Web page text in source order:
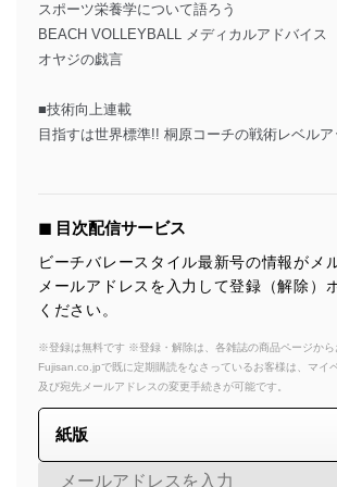
スポーツ栄養学について語ろう
BEACH VOLLEYBALL メディカルアドバイス
オヤジの戯言
■技術向上連載
目指すは世界標準!! 桐原コーチの戦術レベル
◼︎ 目次配信サービス
ビーチバレースタイル最新号の情報がメ
メールアドレスを入力して登録（解除）
ください。
※登録は無料です ※登録・解除は、各雑誌の商品ページから
Fujisan.co.jpで既に定期購読をなさっているお客様は、マイ
及び宛先メールアドレスの変更手続きが可能です。